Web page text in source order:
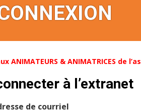
& ANIMATRICES de
à l’extranet
de courriel